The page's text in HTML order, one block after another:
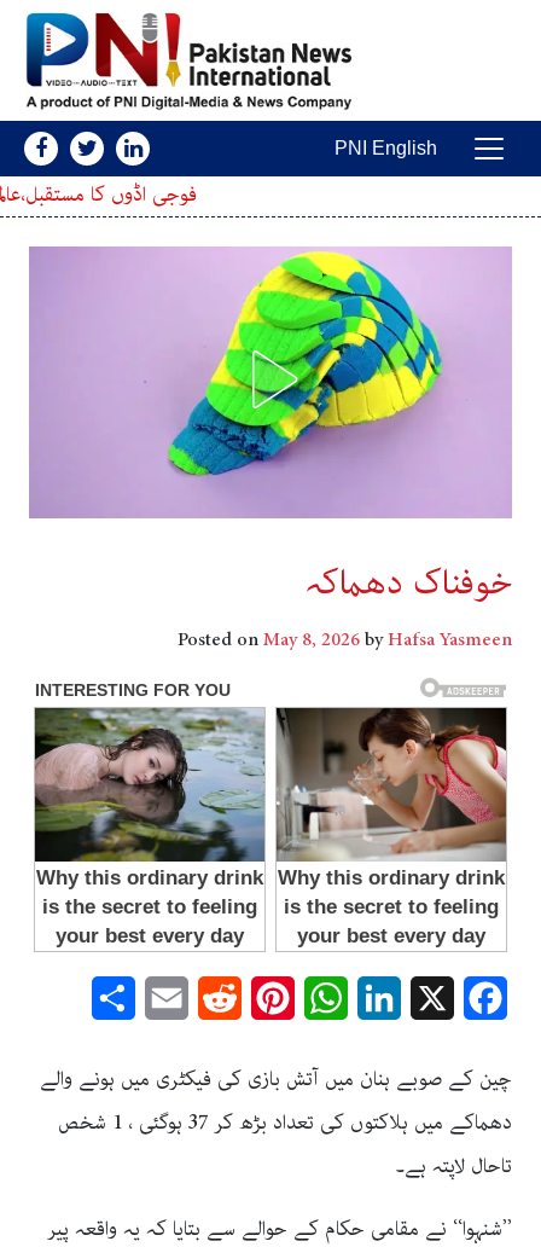
Main Navigation
PNI English
فوجی اڈوں کا مستقبل،عالمی سطح پر دو
خوفناک دھماکہ
Posted onMay 8, 2026byHafsa Yasmeen
Facebook
LinkedIn
WhatsApp
Pinterest
Reddit
Email
چین کے صوبے ہنان میں آتش بازی کی فیکٹری میں ہونے والے
دھماکے میں ہلاکتوں کی تعداد بڑھ کر 37 ہوگئی ، 1 شخص
تاحال لاپتہ ہے۔
’’شنہوا‘‘ نے مقامی حکام کے حوالے سے بتایا کہ یہ واقعہ پیر